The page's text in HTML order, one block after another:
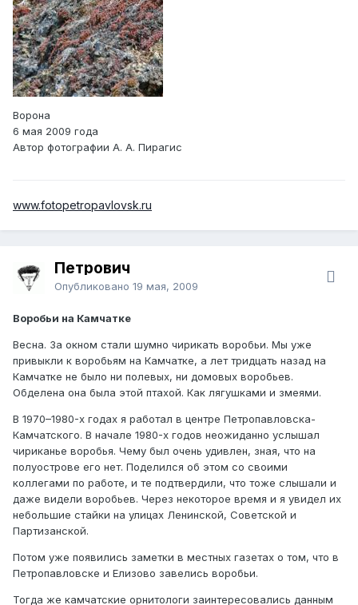
Ворона
6 мая 2009 года
Автор фотографии А. А. Пирагис
www.fotopetropavlovsk.ru
Петрович
Опубликовано 19 мая, 2009
Воробьи на Камчатке
Весна. За окном стали шумно чирикать воробьи. Мы уже
привыкли к воробьям на Камчатке, а лет тридцать назад на
Камчатке не было ни полевых, ни домовых воробьев.
Обделена она была этой птахой. Как лягушками и змеями.
В 1970–1980-х годах я работал в центре Петропавловска-
Камчатского. В начале 1980-х годов неожиданно услышал
чириканье воробья. Чему был очень удивлен, зная, что на
полуострове его нет. Поделился об этом со своими
коллегами по работе, и те подтвердили, что тоже слышали и
даже видели воробьев. Через некоторое время и я увидел их
небольшие стайки на улицах Ленинской, Советской и
Партизанской.
Потом уже появились заметки в местных газетах о том, что в
Петропавловске и Елизово завелись воробьи.
Тогда же камчатские орнитологи заинтересовались данным